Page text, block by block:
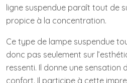
ligne suspendue paraît tout de
propice à la concentration.
Ce type de lampe suspendue
donc pas seulement sur
ressenti. Il donne une sensation
confort. Il participe à cette